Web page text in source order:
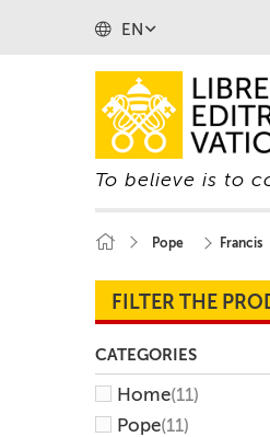
EN
To believe is to
Pope Francis
FILTER THE
CATEGORIES
Home(11)
Pope(11)